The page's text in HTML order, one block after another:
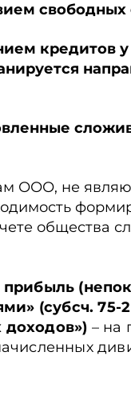
кредитов
ООО, не
общества
(субсч. 75-
доходов») – на